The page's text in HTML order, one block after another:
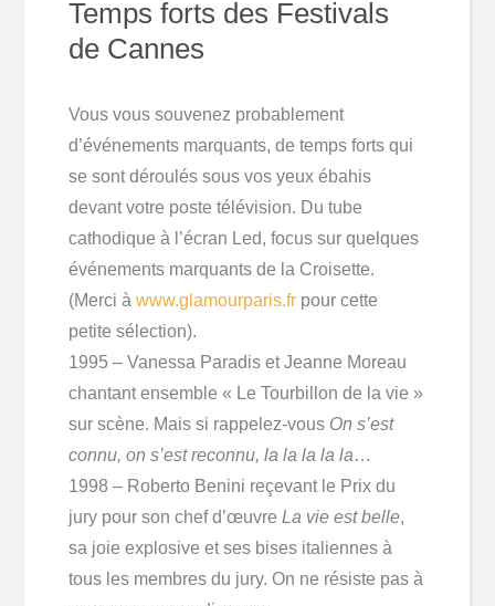
Temps forts des Festivals
de Cannes
Vous vous souvenez probablement
d’événements marquants, de temps forts qui
se sont déroulés sous vos yeux ébahis
devant votre poste télévision. Du tube
cathodique à l’écran Led, focus sur quelques
événements marquants de la Croisette.
(Merci àwww.glamourparis.fr pour cette
petite sélection).
1995 – Vanessa Paradis et Jeanne Moreau
chantant ensemble « Le Tourbillon de la vie »
sur scène. Mais si rappelez-vous On s’est
connu, on s’est reconnu, la la la la la…
1998 – Roberto Benini reçevant le Prix du
jury pour son chef d’œuvreLa vie est belle,
sa joie explosive et ses bises italiennes à
tous les membres du jury. On ne résiste pas à